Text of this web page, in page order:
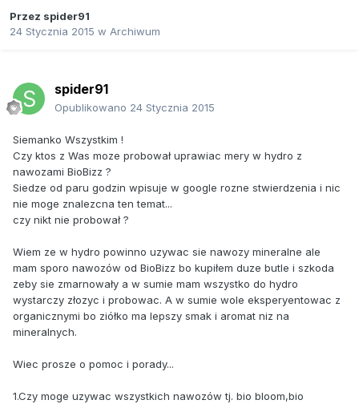
Przez spider91
24 Stycznia 2015 w Archiwum
spider91
Opublikowano 24 Stycznia 2015
Siemanko Wszystkim !
Czy ktos z Was moze probował uprawiac mery w hydro z
nawozami BioBizz ?
Siedze od paru godzin wpisuje w google rozne stwierdzenia i nic
nie moge znalezcna ten temat...
czy nikt nie probował ?
Wiem ze w hydro powinno uzywac sie nawozy mineralne ale
mam sporo nawozów od BioBizz bo kupiłem duze butle i szkoda
zeby sie zmarnowały a w sumie mam wszystko do hydro
wystarczy złozyc i probowac. A w sumie wole eksperyentowac z
organicznymi bo ziółko ma lepszy smak i aromat niz na
mineralnych.
Wiec prosze o pomoc i porady...
1.Czy moge uzywac wszystkich nawozów tj. bio bloom,bio